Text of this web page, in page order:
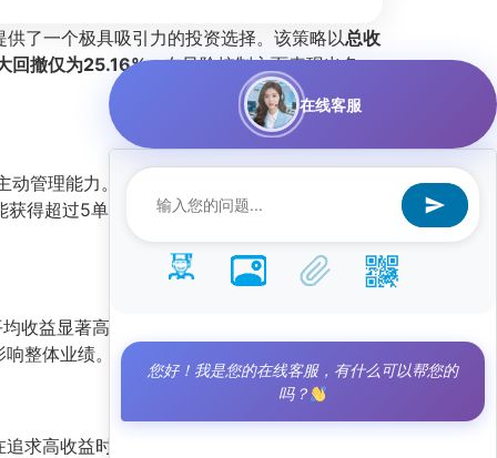
了一个极具吸引力的投资选择。该策略以总收
回撤仅为25.16%，在风险控制方面表现出色，
管理能力。相对沪深300的超额收益为
得超过5单位的超额回报，风险调整后收益极
收益显著高于亏损交易中的平均损失，整体交
整体业绩。
求高收益时所承担的合理风险。通过AI量化轮
在线客服
您好！我是您的在线客服，有什么可以帮您的
吗？